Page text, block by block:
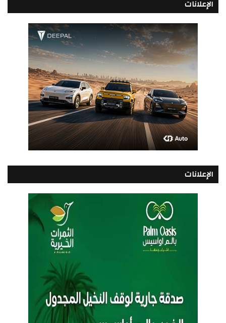
الإعلانات
الإعلانات